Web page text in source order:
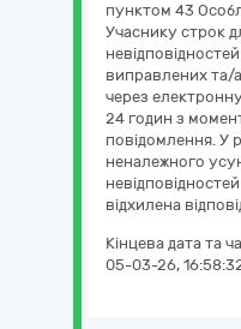
пунктом 43
Учаснику строк
виправлених та/
через
24 годин з
повідомлення. У
неналежного
відхилена
Кінцева дата та
05-03-26,